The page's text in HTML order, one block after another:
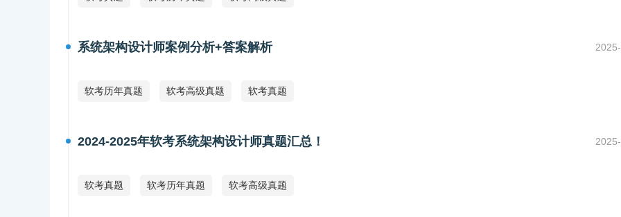
系统架构设计师案例分析+答案解析
软考历年真题 软考高级真题 软考真题
2024-2025年软考系统架构设计师真题汇总！
软考真题 软考历年真题 软考高级真题